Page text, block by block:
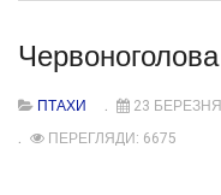
ПТАХИ
23
ПЕРЕГЛЯДИ: 6675